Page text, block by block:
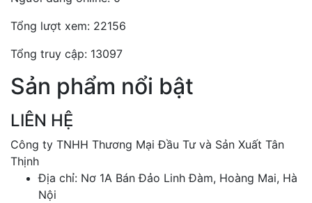
Tổng lượt xem: 22156
Tổng truy cập: 13097
Sản phẩm nổi bật
LIÊN HỆ
Công ty TNHH Thương Mại Đầu Tư và Sản Xuất Tân
Thịnh
Địa chỉ: Nơ 1A Bán Đảo Linh Đàm, Hoàng Mai, Hà
Nội